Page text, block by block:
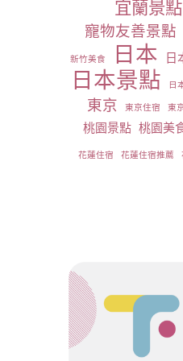
宜蘭景點
寵物友善景點
新竹美食 日本 日
日本景點 日
東京 東京住宿 東
桃園景點 桃園美
花蓮住宿 花蓮住宿推薦